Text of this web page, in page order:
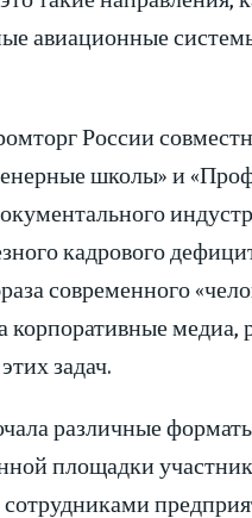
авиационные
России
школы» и
кадрового
современного
корпоративные
задач.
различные
площадки